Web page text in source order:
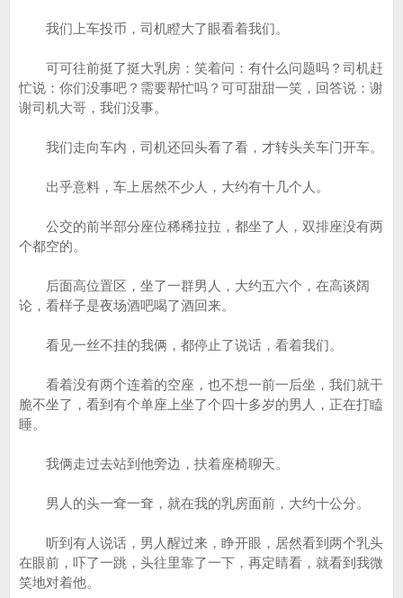
我们上车投币，司机瞪大了眼看着我们。
可可往前挺了挺大乳房：笑着问：有什么问题吗？司机赶
忙说：你们没事吧？需要帮忙吗？可可甜甜一笑，回答说：谢
谢司机大哥，我们没事。
我们走向车内，司机还回头看了看，才转头关车门开车。
出乎意料，车上居然不少人，大约有十几个人。
公交的前半部分座位稀稀拉拉，都坐了人，双排座没有两
个都空的。
后面高位置区，坐了一群男人，大约五六个，在高谈阔
论，看样子是夜场酒吧喝了酒回来。
看见一丝不挂的我俩，都停止了说话，看着我们。
看着没有两个连着的空座，也不想一前一后坐，我们就干
脆不坐了，看到有个单座上坐了个四十多岁的男人，正在打瞌
睡。
我俩走过去站到他旁边，扶着座椅聊天。
男人的头一耷一耷，就在我的乳房面前，大约十公分。
听到有人说话，男人醒过来，睁开眼，居然看到两个乳头
在眼前，吓了一跳，头往里靠了一下，再定睛看，就看到我微
笑地对着他。